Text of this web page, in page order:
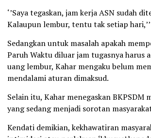
‘’Saya tegaskan, jam kerja ASN sudah
Kalaupun lembur, tentu tak setiap
Sedangkan untuk masalah apakah
Paruh Waktu diluar jam tugasnya harus
uang lembur, Kahar mengaku belum
mendalami aturan dimaksud.
Selain itu, Kahar menegaskan BKPSDM
yang sedang menjadi sorotan
Kendati demikian, kekhawatiran